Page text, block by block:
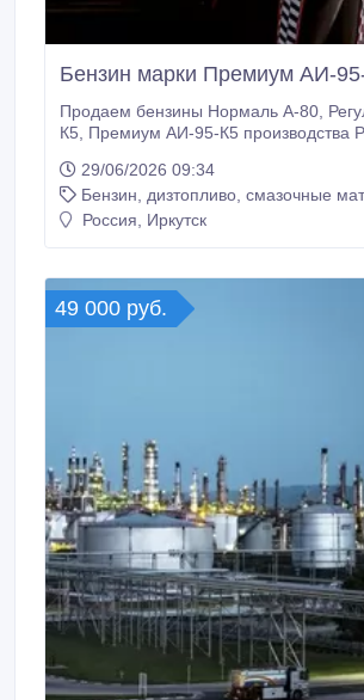
Бензин марки Премиум АИ-
Продаем бензины Нормаль А-80, Регуляр, АИ-92-
К5, Премиум АИ-95-К5 производства Российских
покупателем на основании
учетом объема топлива, железнодорожного тарифа
и услуг перевозчика. Отгрузка железнодорожным
29/06/2026 09:34
Бензин, дизтопливо, смазочные
Россия, Иркутск
49 000 руб.